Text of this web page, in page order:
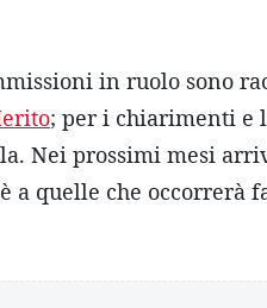
in ruolo sono
; per i chiarimenti e
Nei prossimi mesi
a quelle che occorrerà